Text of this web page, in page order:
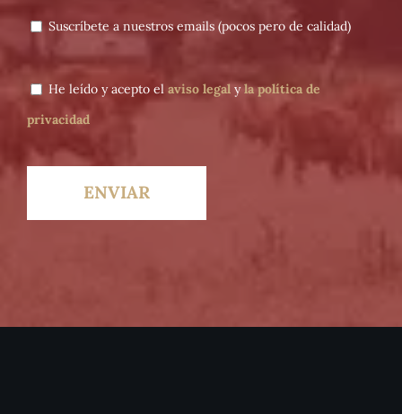
Suscríbete a nuestros emails (pocos pero de calidad)
He leído y acepto el aviso legalyla política de
privacidad